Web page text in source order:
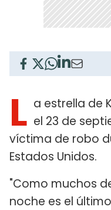
L a estrella de
el 23 de
víctima de robo
Estados Unidos.
"Como muchos
noche es el